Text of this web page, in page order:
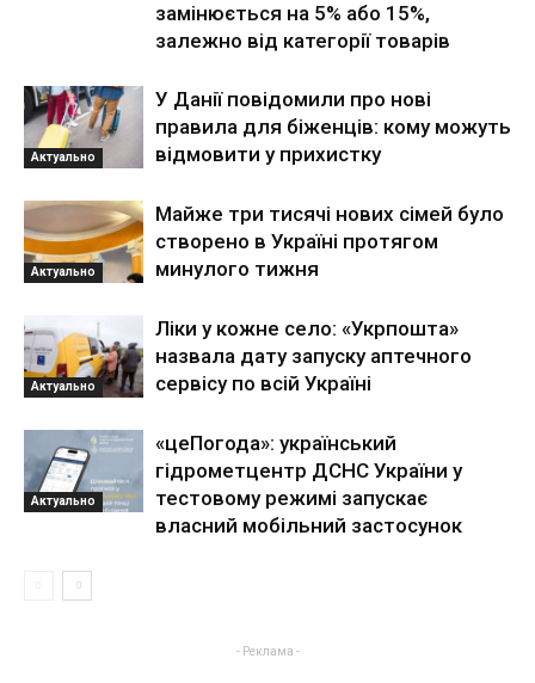
замінюється на 5% або 15%,
залежно від категорії товарів
Актуально
У Данії повідомили про нові
правила для біженців: кому можуть
відмовити у прихистку
Актуально
Майже три тисячі нових сімей було
створено в Україні протягом
минулого тижня
Актуально
Ліки у кожне село: «Укрпошта»
назвала дату запуску аптечного
сервісу по всій Україні
Актуально
«цеПогода»: український
гідрометцентр ДСНС України у
тестовому режимі запускає
власний мобільний застосунок
- Реклама -